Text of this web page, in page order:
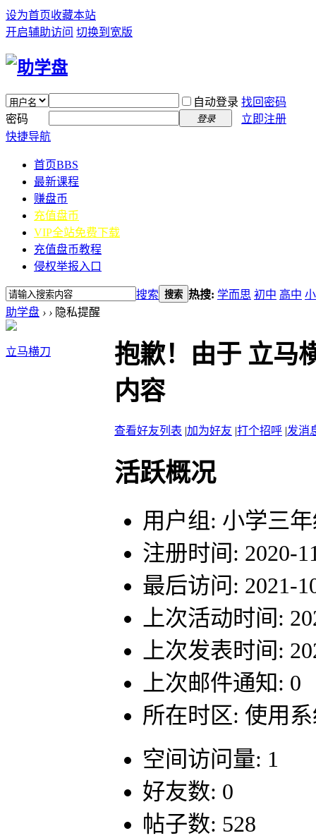
设为首页收藏本站
开启辅助访问 切换到宽版
自动登录 找回密码
密码
登录
立即注册
快捷导航
首页BBS
最新课程
赚盘币
充值盘币
VIP全站免费下载
充值盘币教程
侵权举报入口
搜索 搜索 热搜: 学而思 初中 高中
助学盘 › › 隐私提醒
立马横刀
抱歉！由于 立马
内容
查看好友列表 |加为好友 |打个招呼 |发消
活跃概况
用户组: 小学三
注册时间: 2020-
最后访问: 2021-
上次活动时间:
上次发表时间:
上次邮件通知: 0
所在时区: 使用
空间访问量: 1
好友数: 0
帖子数: 528